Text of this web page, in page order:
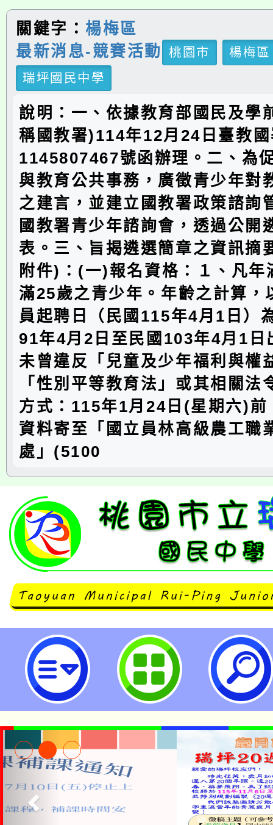
關鍵字： 楊梅區
最新消息-競賽活動
桃園市
楊梅區
瑞坪國民中學
說明：一、依據教育部國民及學
稱國教署)114年12月24日臺教
1145807467號函辦理。二、為
與教育公共事務，廣徵青少年對
之建言，並建立國教署政策諮詢
國教署青少年諮詢會，透過公開
表。三、旨揭遴選簡章之資訊摘
附件)：(一)報名資格：１、凡年
滿25歲之青少年。年齡之計算，
員起聘日（民國115年4月1日）
91年4月2日至民國103年4月1日
未曾違反「兒童及少年福利與權
「性別平等教育法」或其相關法
方式：115年1月24日(星期六)前
資料寄至「國立員林高級農工職
處」(5100
neilrpjhstyc網站設計者：徐嘉